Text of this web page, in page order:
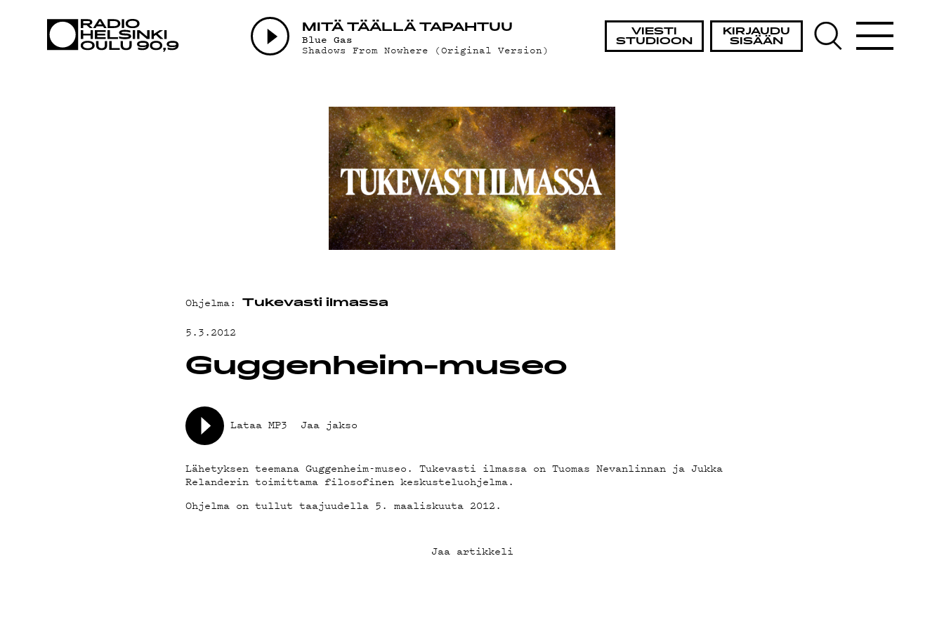
VIESTI
STUDIOON
KIRJAUDU
SISÄÄN
MITÄ TÄÄLLÄ TAPAHTUU
Blue Gas
Shadows From Nowhere (Original Version)
AJANKOHTAISTA
MAINOSTA
YHTEYSTIEDOT
G LIVELAB
YSTÄVÄKLUBI
TIETOSUOJA
Ohjelma: Tukevasti ilmassa
5.3.2012
Guggenheim-museo
Lataa MP3 Jaa jakso
Lähetyksen teemana Guggenheim-museo. Tukevasti ilmassa on Tuomas Nevanlinnan ja Jukka
Relanderin toimittama filosofinen keskusteluohjelma.
Ohjelma on tullut taajuudella 5. maaliskuuta 2012.
Jaa artikkeli